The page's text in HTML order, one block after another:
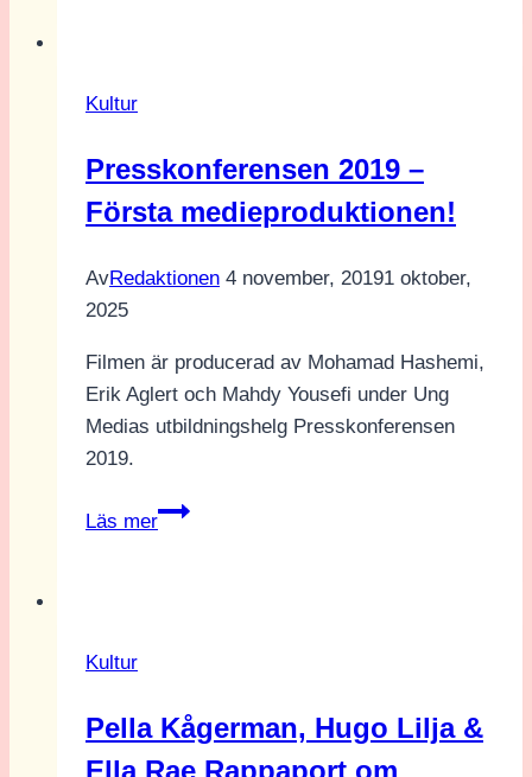
Kultur
Presskonferensen 2019 –
Första medieproduktionen!
AvRedaktionen 4 november, 20191 oktober,
2025
Filmen är producerad av Mohamad Hashemi,
Erik Aglert och Mahdy Yousefi under Ung
Medias utbildningshelg Presskonferensen
2019.
Läs mer
Presskonferensen
Kultur
Pella Kågerman, Hugo Lilja &
Ella Rae Rappaport om